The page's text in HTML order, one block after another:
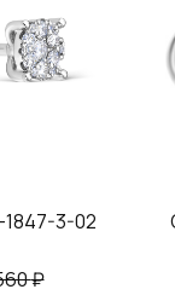
3-02
₽